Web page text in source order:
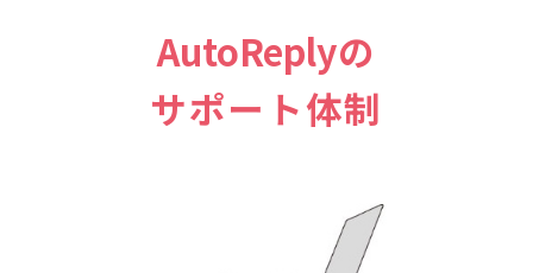
AutoReplyの
サポート体制